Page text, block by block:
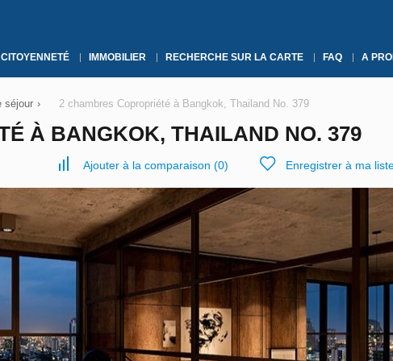
CITOYENNETÉ IMMOBILIER RECHERCHE SUR LA CARTE FAQ A
séjour › 2 chambres Copropriété à Bangkok, Thailand No. 379
À BANGKOK, THAILAND NO. 379
Ajouter à la comparaison (0) Enregistrer à ma